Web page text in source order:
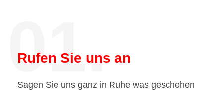
01.
Rufen Sie uns an
Sagen Sie uns ganz in Ruhe was geschehen